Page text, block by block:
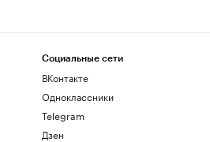
Социальные сети
ВКонтакте
Одноклассники
Telegram
Дзен